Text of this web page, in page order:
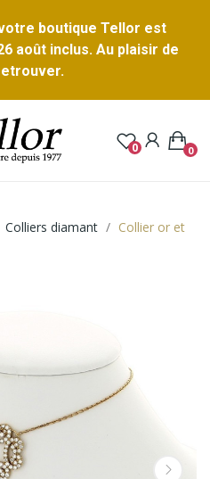
boutique Tellor est
août inclus. Au plaisir de
0 0
Colliers diamant
Collier or et